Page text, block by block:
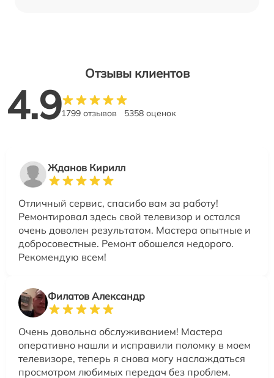
Отзывы клиентов
4.91799 отзывов 5358 оценок
Жданов Кирилл
Отличный сервис, спасибо вам за работу!
Ремонтировал здесь свой телевизор и остался
очень доволен результатом. Мастера опытные и
добросовестные. Ремонт обошелся недорого.
Рекомендую всем!
Филатов Александр
Очень довольна обслуживанием! Мастера
оперативно нашли и исправили поломку в моем
телевизоре, теперь я снова могу наслаждаться
просмотром любимых передач без проблем.